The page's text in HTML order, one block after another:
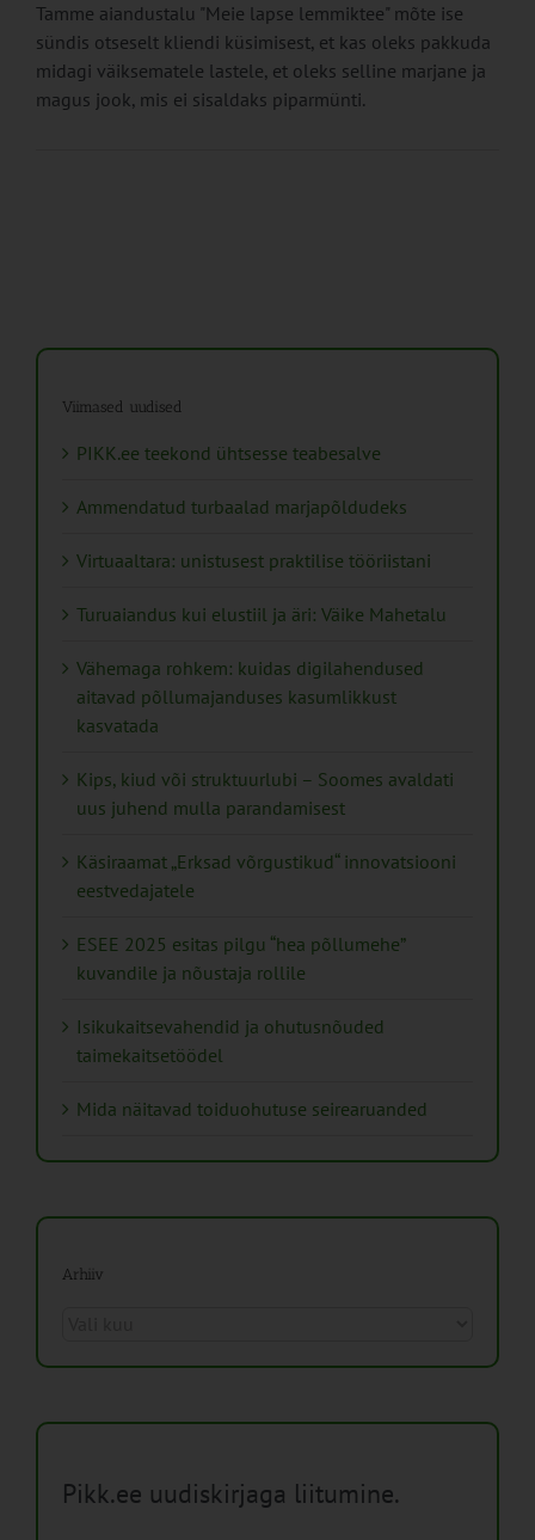
Tamme aiandustalu "Meie lapse lemmiktee" mõte ise
sündis otseselt kliendi küsimisest, et kas oleks pakkuda
midagi väiksematele lastele, et oleks selline marjane ja
magus jook, mis ei sisaldaks piparmünti.
Viimased uudised
PIKK.ee teekond ühtsesse teabesalve
Ammendatud turbaalad marjapõldudeks
Virtuaaltara: unistusest praktilise tööriistani
Turuaiandus kui elustiil ja äri: Väike Mahetalu
Vähemaga rohkem: kuidas digilahendused
aitavad põllumajanduses kasumlikkust
kasvatada
Kips, kiud või struktuurlubi – Soomes avaldati
uus juhend mulla parandamisest
Käsiraamat „Erksad võrgustikud“ innovatsiooni
eestvedajatele
ESEE 2025 esitas pilgu “hea põllumehe”
kuvandile ja nõustaja rollile
Isikukaitsevahendid ja ohutusnõuded
taimekaitsetöödel
Mida näitavad toiduohutuse seirearuanded
Arhiiv
Pikk.ee uudiskirjaga liitumine.